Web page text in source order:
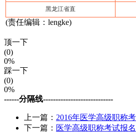
黑龙江省直
(责任编辑：lengke)
顶一下
(0)
0%
踩一下
(0)
0%
------分隔线----------------------------
上一篇： 2016年医学高级职称
下一篇： 医学高级职称考试报